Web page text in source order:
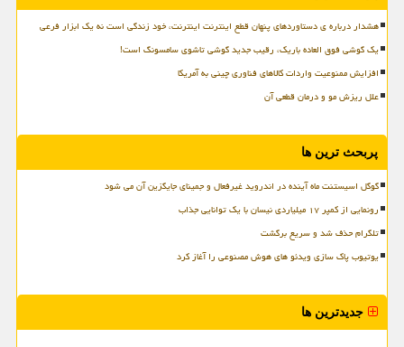
هشدار درباره ی دستاوردهای پنهان قطع اینترنت اینترنت، خود زندگی است نه یک ابزار فرعی
یک گوشی فوق العاده باریک، رقیب جدید گوشی تاشوی سامسونگ است!
افزایش ممنوعیت واردات کالاهای فناوری چینی به آمریکا
علل ریزش مو و درمان قطعی آن
پربحث ترین ها
گوگل اسیستنت ماه آینده در اندروید غیرفعال و جمینای جایگزین آن می شود
رونمایی از کمپر ۱۷ میلیاردی نیسان با یک توانایی جذاب
تلگرام حذف شد و سریع برگشت
یوتیوب پاک سازی ویدئو های هوش مصنوعی را آغاز کرد
جدیدترین ها